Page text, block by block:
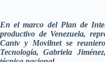
En el marco del Plan de
productivo de Venezuela,
Cantv y Movilnet se
Tecnología, Gabriela